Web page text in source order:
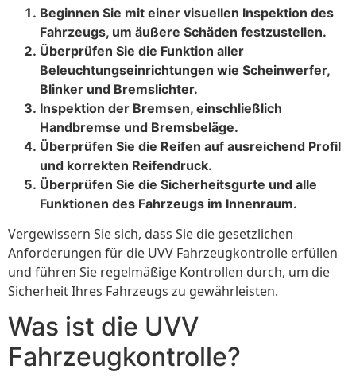
Beginnen Sie mit einer visuellen Inspektion des
Fahrzeugs, um äußere Schäden festzustellen.
Überprüfen Sie die Funktion aller
Beleuchtungseinrichtungen wie Scheinwerfer,
Blinker und Bremslichter.
Inspektion der Bremsen, einschließlich
Handbremse und Bremsbeläge.
Überprüfen Sie die Reifen auf ausreichend Profil
und korrekten Reifendruck.
Überprüfen Sie die Sicherheitsgurte und alle
Funktionen des Fahrzeugs im Innenraum.
Vergewissern Sie sich, dass Sie die gesetzlichen
Anforderungen für die UVV Fahrzeugkontrolle erfüllen
und führen Sie regelmäßige Kontrollen durch, um die
Sicherheit Ihres Fahrzeugs zu gewährleisten.
Was ist die UVV
Fahrzeugkontrolle?